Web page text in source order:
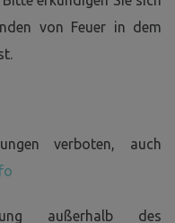
von Feuer in dem
verboten, auch
außerhalb des